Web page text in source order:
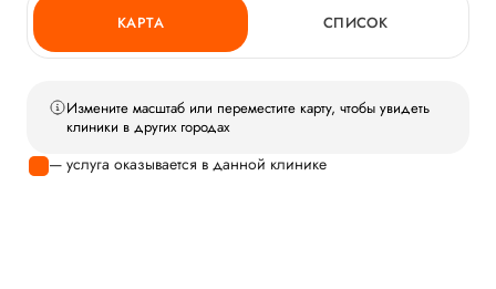
КАРТА СПИСОК
Измените масштаб или переместите карту, чтобы увидеть
клиники в других городах
— услуга оказывается в данной клинике